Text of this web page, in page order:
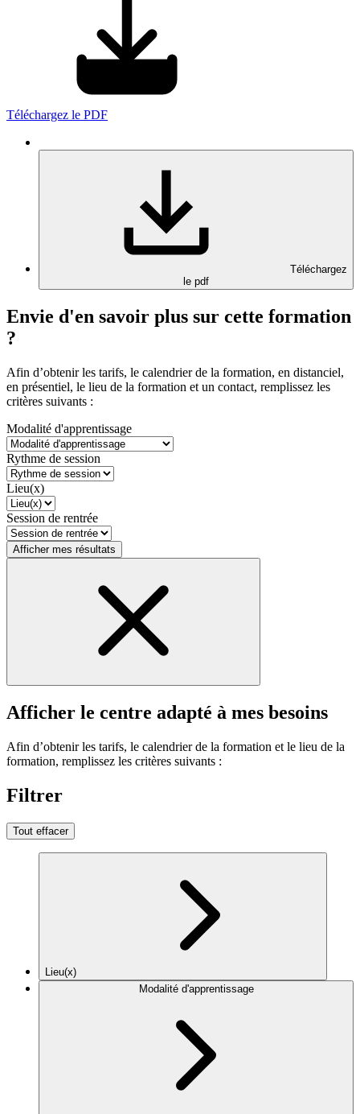
Téléchargez le PDF
Téléchargez
le pdf
Envie d'en savoir plus sur cette formation
?
Afin d’obtenir les tarifs, le calendrier de la formation, en distanciel,
en présentiel, le lieu de la formation et un contact, remplissez les
critères suivants :
Modalité d'apprentissage
Rythme de session
Lieu(x)
Session de rentrée
Afficher mes résultats
Afficher le centre adapté à mes besoins
Afin d’obtenir les tarifs, le calendrier de la formation et le lieu de la
formation, remplissez les critères suivants :
Filtrer
Tout effacer
Lieu(x)
Modalité d'apprentissage